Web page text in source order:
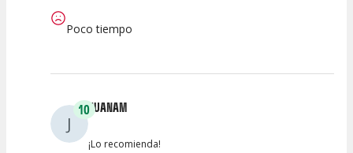
Poco tiempo
J
10JUANAM
¡Lo recomienda!